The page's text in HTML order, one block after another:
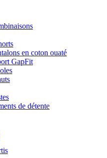
en coton ouaté
GapFit
de détente